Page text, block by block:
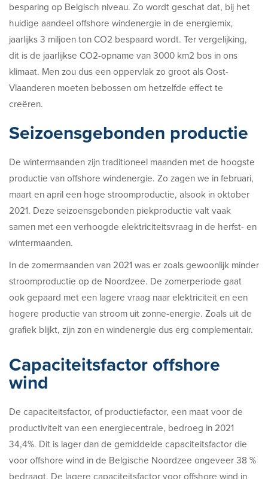
besparing op Belgisch niveau. Zo wordt geschat dat, bij het
huidige aandeel offshore windenergie in de energiemix,
jaarlijks 3 miljoen ton CO2 bespaard wordt. Ter vergelijking,
dit is de jaarlijkse CO2-opname van 3000 km2 bos in ons
klimaat. Men zou dus een oppervlak zo groot als Oost-
Vlaanderen moeten bebossen om hetzelfde effect te
creëren.
Seizoensgebonden productie
De wintermaanden zijn traditioneel maanden met de hoogste
productie van offshore windenergie. Zo zagen we in februari,
maart en april een hoge stroomproductie, alsook in oktober
2021. Deze seizoensgebonden piekproductie valt vaak
samen met een verhoogde elektriciteitsvraag in de herfst- en
wintermaanden.
In de zomermaanden van 2021 was er zoals gewoonlijk minder
stroomproductie op de Noordzee. De zomerperiode gaat
ook gepaard met een lagere vraag naar elektriciteit en een
hogere productie van stroom uit zonne-energie. Zoals uit de
grafiek blijkt, zijn zon en windenergie dus erg complementair.
Capaciteitsfactor offshore
wind
De capaciteitsfactor, of productiefactor, een maat voor de
productiviteit van een energiecentrale, bedroeg in 2021
34,4%. Dit is lager dan de gemiddelde capaciteitsfactor die
voor offshore wind in de Belgische Noordzee ongeveer 38 %
bedraagt. De lagere capaciteitsfactor voor offshore wind in